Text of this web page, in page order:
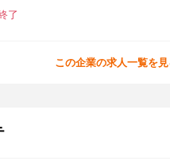
了
この企業の求人一覧を見